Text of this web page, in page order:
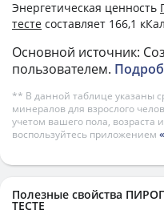
Энергетическая ценность
тесте составляет 166,1
Основной источник:
пользователем.
** В данной таблице указаны
минералов для взрослого
учетом вашего пола, возраста
воспользуйтесь приложением
Полезные свойства
ТЕСТЕ